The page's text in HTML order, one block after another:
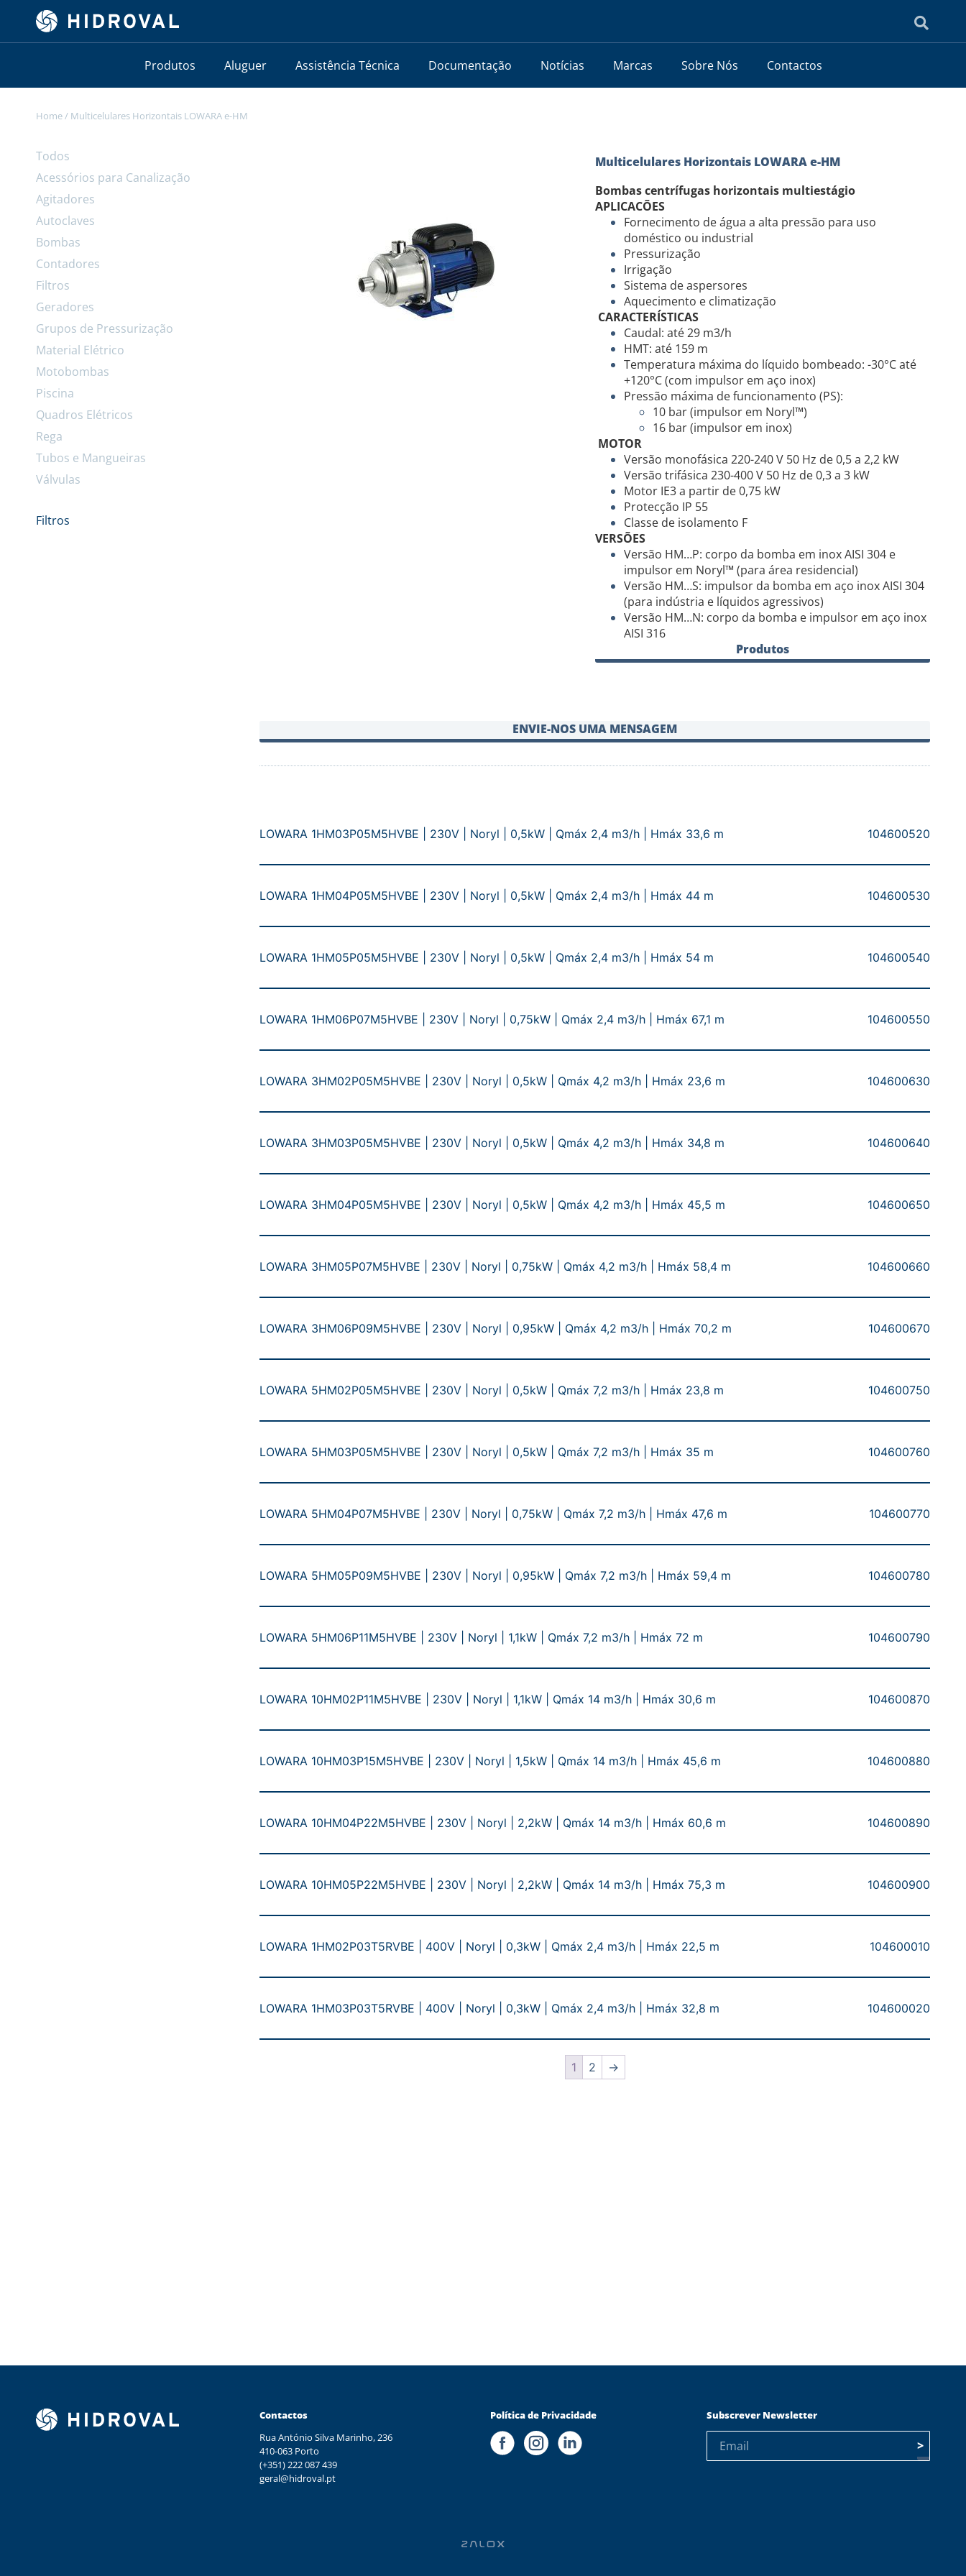
Produtos Aluguer Assistência Técnica Documentação Notícias Marcas Sobre Nós Contactos
Home / Multicelulares Horizontais LOWARA e-HM
Todos
Acessórios para Canalização
Agitadores
Autoclaves
Bombas
Contadores
Filtros
Geradores
Grupos de Pressurização
Material Elétrico
Motobombas
Piscina
Quadros Elétricos
Rega
Tubos e Mangueiras
Válvulas
Filtros
Multicelulares Horizontais LOWARA e-HM
Bombas centrífugas horizontais multiestágio
APLICACÕES
Fornecimento de água a alta pressão para uso
doméstico ou industrial
Pressurização
Irrigação
Sistema de aspersores
Aquecimento e climatização
CARACTERÍSTICAS
Caudal: até 29 m3/h
HMT: até 159 m
Temperatura máxima do líquido bombeado: -30°C até
+120°C (com impulsor em aço inox)
Pressão máxima de funcionamento (PS):
10 bar (impulsor em Noryl™)
16 bar (impulsor em inox)
MOTOR
Versão monofásica 220-240 V 50 Hz de 0,5 a 2,2 kW
Versão trifásica 230-400 V 50 Hz de 0,3 a 3 kW
Motor IE3 a partir de 0,75 kW
Protecção IP 55
Classe de isolamento F
VERSÕES
Versão HM…P: corpo da bomba em inox AISI 304 e
impulsor em Noryl™ (para área residencial)
Versão HM…S: impulsor da bomba em aço inox AISI 304
(para indústria e líquidos agressivos)
Versão HM…N: corpo da bomba e impulsor em aço inox
AISI 316
Produtos
ENVIE-NOS UMA MENSAGEM
LOWARA 1HM03P05M5HVBE | 230V | Noryl | 0,5kW | Qmáx 2,4 m3/h | Hmáx 33,6 m 104600520
LOWARA 1HM04P05M5HVBE | 230V | Noryl | 0,5kW | Qmáx 2,4 m3/h | Hmáx 44 m 104600530
LOWARA 1HM05P05M5HVBE | 230V | Noryl | 0,5kW | Qmáx 2,4 m3/h | Hmáx 54 m 104600540
LOWARA 1HM06P07M5HVBE | 230V | Noryl | 0,75kW | Qmáx 2,4 m3/h | Hmáx 67,1 m 104600550
LOWARA 3HM02P05M5HVBE | 230V | Noryl | 0,5kW | Qmáx 4,2 m3/h | Hmáx 23,6 m 104600630
LOWARA 3HM03P05M5HVBE | 230V | Noryl | 0,5kW | Qmáx 4,2 m3/h | Hmáx 34,8 m 104600640
LOWARA 3HM04P05M5HVBE | 230V | Noryl | 0,5kW | Qmáx 4,2 m3/h | Hmáx 45,5 m 104600650
LOWARA 3HM05P07M5HVBE | 230V | Noryl | 0,75kW | Qmáx 4,2 m3/h | Hmáx 58,4 m 104600660
LOWARA 3HM06P09M5HVBE | 230V | Noryl | 0,95kW | Qmáx 4,2 m3/h | Hmáx 70,2 m 104600670
LOWARA 5HM02P05M5HVBE | 230V | Noryl | 0,5kW | Qmáx 7,2 m3/h | Hmáx 23,8 m 104600750
LOWARA 5HM03P05M5HVBE | 230V | Noryl | 0,5kW | Qmáx 7,2 m3/h | Hmáx 35 m 104600760
LOWARA 5HM04P07M5HVBE | 230V | Noryl | 0,75kW | Qmáx 7,2 m3/h | Hmáx 47,6 m 104600770
LOWARA 5HM05P09M5HVBE | 230V | Noryl | 0,95kW | Qmáx 7,2 m3/h | Hmáx 59,4 m 104600780
LOWARA 5HM06P11M5HVBE | 230V | Noryl | 1,1kW | Qmáx 7,2 m3/h | Hmáx 72 m 104600790
LOWARA 10HM02P11M5HVBE | 230V | Noryl | 1,1kW | Qmáx 14 m3/h | Hmáx 30,6 m 104600870
LOWARA 10HM03P15M5HVBE | 230V | Noryl | 1,5kW | Qmáx 14 m3/h | Hmáx 45,6 m 104600880
LOWARA 10HM04P22M5HVBE | 230V | Noryl | 2,2kW | Qmáx 14 m3/h | Hmáx 60,6 m 104600890
LOWARA 10HM05P22M5HVBE | 230V | Noryl | 2,2kW | Qmáx 14 m3/h | Hmáx 75,3 m 104600900
LOWARA 1HM02P03T5RVBE | 400V | Noryl | 0,3kW | Qmáx 2,4 m3/h | Hmáx 22,5 m 104600010
LOWARA 1HM03P03T5RVBE | 400V | Noryl | 0,3kW | Qmáx 2,4 m3/h | Hmáx 32,8 m 104600020
1 2 →
Contactos
Rua António Silva Marinho, 236
410-063 Porto
(+351) 222 087 439
geral@hidroval.pt
Política de Privacidade Subscrever Newsletter
>